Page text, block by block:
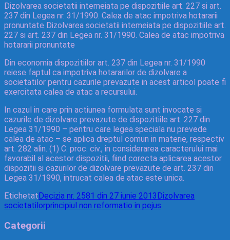
Dizolvarea societatii intemeiata pe dispozitiile art. 227 si art.
237 din Legea nr. 31/1990. Calea de atac impotriva hotararii
pronuntate Dizolvarea societatii intemeiata pe dispozitiile art.
227 si art. 237 din Legea nr. 31/1990. Calea de atac impotriva
hotararii pronuntate
Din economia dispozitiilor art. 237 din Legea nr. 31/1990
reiese faptul ca impotriva hotararilor de dizolvare a
societatilor pentru cazurile prevazute in acest articol poate fi
exercitata calea de atac a recursului.
In cazul in care prin actiunea formulata sunt invocate si
cazurile de dizolvare prevazute de dispozitiile art. 227 din
Legea 31/1990 – pentru care legea speciala nu prevede
calea de atac – se aplica dreptul comun in materie, respectiv
art. 282 alin. (1) C. proc. civ., in considerarea caracterului mai
favorabil al acestor dispozitii, fiind corecta aplicarea acestor
dispozitii si cazurilor de dizolvare prevazute de art. 237 din
Legea 31/1990, intrucat calea de atac este unica.
EtichetatDecizia nr. 2581 din 27 iunie 2013Dizolvarea
societatilorprincipiul non reformatio in pejus
Categorii